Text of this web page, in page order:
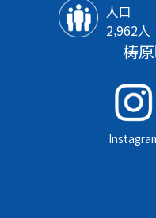
人口
2‚962人
梼